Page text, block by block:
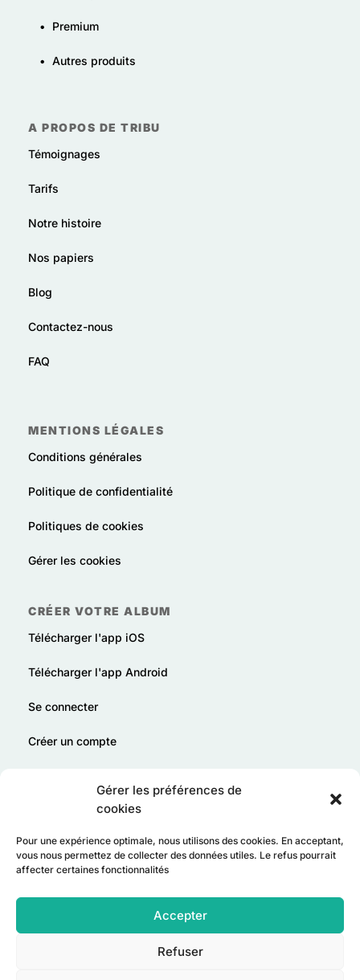
Gérer les préférences de
cookies
Pour une expérience optimale, nous utilisons des cookies. En acceptant,
vous nous permettez de collecter des données utiles. Le refus pourrait
affecter certaines fonctionnalités
Accepter
Refuser
• Premium
• Autres produits
A PROPOS DE TRIBU
Témoignages
Tarifs
Notre histoire
Nos papiers
Blog
Contactez-nous
FAQ
MENTIONS LÉGALES
Conditions générales
Politique de confidentialité
Politiques de cookies
Gérer les cookies
CRÉER VOTRE ALBUM
Télécharger l'app iOS
Télécharger l'app Android
Se connecter
Créer un compte